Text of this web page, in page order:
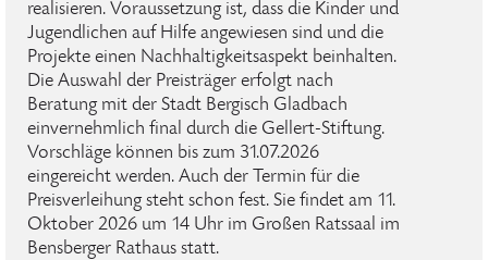
realisieren. Voraussetzung ist, dass die Kinder und
Jugendlichen auf Hilfe angewiesen sind und die
Projekte einen Nachhaltigkeitsaspekt beinhalten.
Die Auswahl der Preisträger erfolgt nach
Beratung mit der Stadt Bergisch Gladbach
einvernehmlich final durch die Gellert-Stiftung.
Vorschläge können bis zum 31.07.2026
eingereicht werden. Auch der Termin für die
Preisverleihung steht schon fest. Sie findet am 11.
Oktober 2026 um 14 Uhr im Großen Ratssaal im
Bensberger Rathaus statt.